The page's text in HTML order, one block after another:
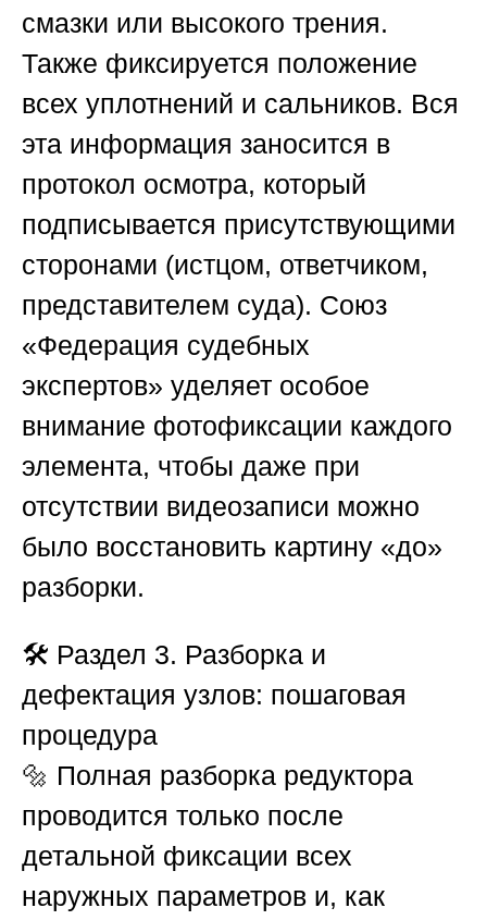
смазки или высокого трения.
Также фиксируется положение
всех уплотнений и сальников. Вся
эта информация заносится в
протокол осмотра, который
подписывается присутствующими
сторонами (истцом, ответчиком,
представителем суда). Союз
«Федерация судебных
экспертов» уделяет особое
внимание фотофиксации каждого
элемента, чтобы даже при
отсутствии видеозаписи можно
было восстановить картину «до»
разборки.
🛠️ Раздел 3. Разборка и
дефектация узлов: пошаговая
процедура
🔩 Полная разборка редуктора
проводится только после
детальной фиксации всех
наружных параметров и, как